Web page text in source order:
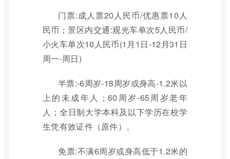
门票:成人票20人民币/优惠票10人
民币；景区内交通:观光车单次5人民币/
小火车单次10人民币(1月1日-12月31日
周一-周日)
半票:-6周岁-18周岁或身高-1.2米以
上的未成年人；60周岁-65周岁老年
人；全日制大学本科及以下学历在校学
生凭有效证件（原件）。
免票:不满6周岁或身高低于1.2米的